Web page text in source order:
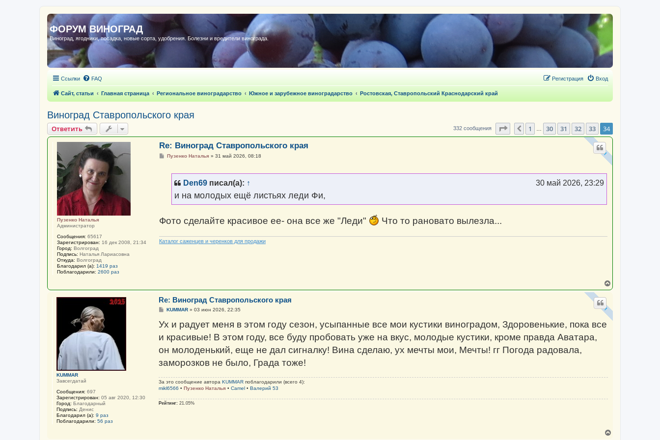
ФОРУМ ВИНОГРАД
Виноград, ягодники, посадка, новые сорта, удобрения. Болезни и вредители винограда.
Ссылки FAQ Вход
Регистрация
Сайт, статьи Главная страница Региональное виноградарство Южное и зарубежное виноградарство Ростовская, Ставропольский Краснодарский край
Виноград Ставропольского края
Ответить 332 сообщения Страница 34из 34
Пред.
1 30 31 32 33 34
Пузенко Наталья
Администратор
Сообщения: 65617
Зарегистрирован: 16 дек 2008, 21:34
Город: Волгоград
Подпись: Наталья Лариасовна
Откуда: Волгоград
Благодарил (а): 1419 раз
Поблагодарили: 2600 раз
Re: Виноград Ставропольского края
СПузенко Наталья » 31 май 2026, 08:18
Den69 писал(а): ↑ 30 май 2026, 23:29
и на молодых ещё листьях леди Фи,
Фото сделайте красивое ее- она все же "Леди" Что то рановато вылезла...
Каталог саженцев и черенков для продажи
е
у
KUMMAR
Завсегдатай
Сообщения: 697
Зарегистрирован: 05 авг 2020, 12:30
Город: Благодарный
Подпись: Денис
Благодарил (а): 9 раз
Поблагодарили: 56 раз
Re: Виноград Ставропольского края
С
о
б
и
KUMMAR» 03 июн 2026, 22:35
Ух и радует меня в этом году сезон, усыпанные все мои кустики виноградом, Здоровенькие, пока все
и красивые! В этом году, все буду пробовать уже на вкус, молодые кустики, кроме правда Аватара,
он молоденький, еще не дал сигналку! Вина сделаю, ух мечты мои, Мечты! гг Погода радовала,
заморозков не было, Града тоже!
За это сообщение автора KUMMAR поблагодарили (всего 4):
mikl6566 • Пузенко Наталья • Camel • Валерий 53
Рейтинг: 21.05%